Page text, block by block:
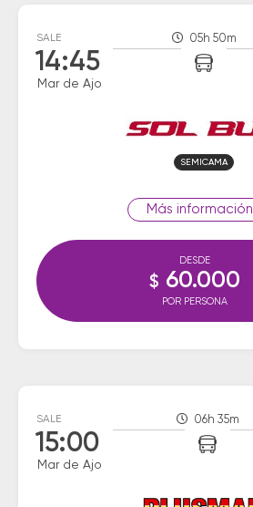
SALE
14:45
Mar de Ajo
05h 50m
SEMICAMA
información
DESDE
$ 60.000
POR PERSONA
SALE
15:00
Mar de Ajo
06h 35m